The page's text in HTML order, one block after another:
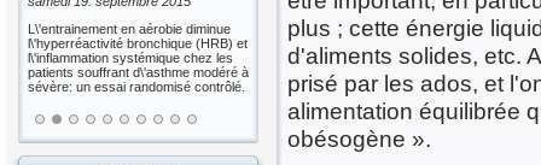
L\'entrainement en aérobie diminue
l\'hyperréactivité bronchique (HRB) et
l\'inflammation systémique chez les
patients souffrant d\'asthme modéré à
sévère: un essai randomisé contrôlé.
plus ; cette énergie
d'aliments solides, etc.
prisé par les ados, et
alimentation équilibrée
obésogène ».